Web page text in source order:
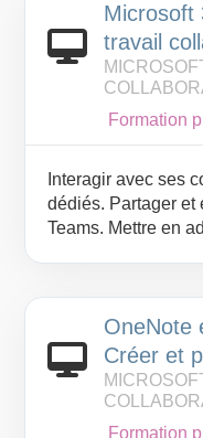
Microsoft
travail
Formation
Interagir avec ses
dédiés. Partager et
Teams. Mettre en
OneNote
Créer et
notes
Formation